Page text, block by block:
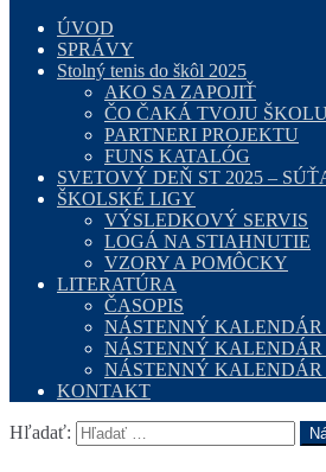
ÚVOD
SPRÁVY
Stolný tenis do škôl 2025
AKO SA ZAPOJIŤ
ČO ČAKÁ TVOJU ŠKOLU
PARTNERI PROJEKTU
FUNS KATALÓG
SVETOVÝ DEŇ ST 2025 –
ŠKOLSKÉ LIGY
VÝSLEDKOVÝ SERVIS
LOGÁ NA STIAHNUTIE
VZORY A POMÔCKY
LITERATÚRA
ČASOPIS
NÁSTENNÝ KALENDÁR
NÁSTENNÝ KALENDÁR
NÁSTENNÝ KALENDÁR
KONTAKT
Hľadať: